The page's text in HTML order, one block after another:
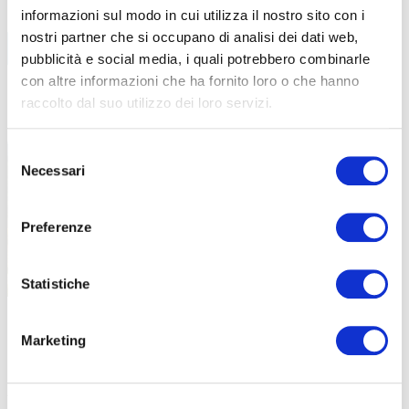
informazioni sul modo in cui utilizza il nostro sito con i
nostri partner che si occupano di analisi dei dati web,
pubblicità e social media, i quali potrebbero combinarle
con altre informazioni che ha fornito loro o che hanno
raccolto dal suo utilizzo dei loro servizi.
delNecessari
Preferenze
Statistiche
Marketing
BIKE ECONOMY
BIKE-HOTEL
LO STUDIO SULLA PEDEMONTANA, TANTI